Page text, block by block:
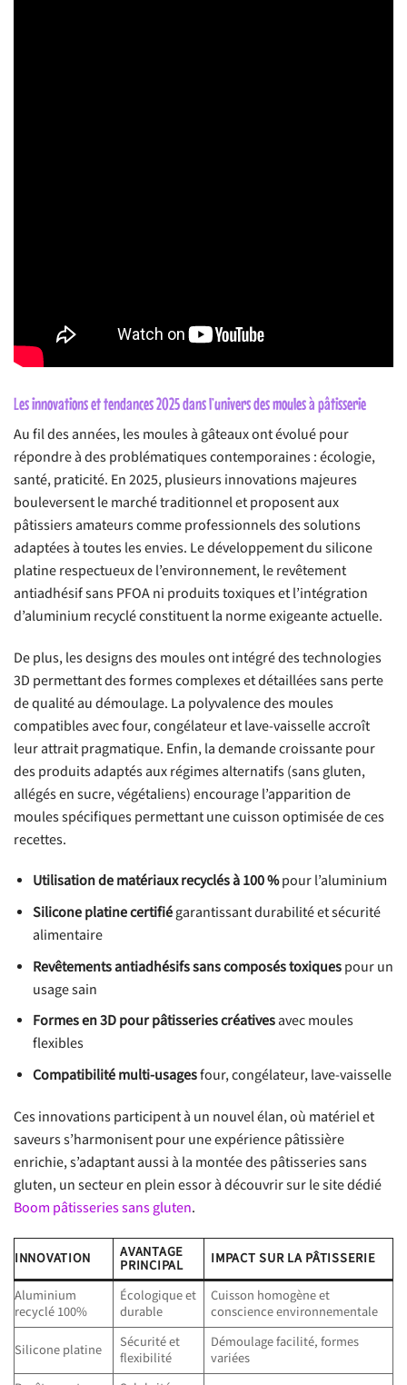
Les innovations et tendances 2025 dans l’univers des moules à pâtisserie
Au fil des années, les moules à gâteaux ont évolué pour
répondre à des problématiques contemporaines : écologie,
santé, praticité. En 2025, plusieurs innovations majeures
bouleversent le marché traditionnel et proposent aux
pâtissiers amateurs comme professionnels des solutions
adaptées à toutes les envies. Le développement du silicone
platine respectueux de l’environnement, le revêtement
antiadhésif sans PFOA ni produits toxiques et l’intégration
d’aluminium recyclé constituent la norme exigeante actuelle.
De plus, les designs des moules ont intégré des technologies
3D permettant des formes complexes et détaillées sans perte
de qualité au démoulage. La polyvalence des moules
compatibles avec four, congélateur et lave-vaisselle accroît
leur attrait pragmatique. Enfin, la demande croissante pour
des produits adaptés aux régimes alternatifs (sans gluten,
allégés en sucre, végétaliens) encourage l’apparition de
moules spécifiques permettant une cuisson optimisée de ces
recettes.
Utilisation de matériaux recyclés à 100 %pour l’aluminium
Silicone platine certifiégarantissant durabilité et sécurité
alimentaire
Revêtements antiadhésifs sans composés toxiquespour un
usage sain
Formes en 3D pour pâtisseries créativesavec moules
flexibles
Compatibilité multi-usagesfour, congélateur, lave-vaisselle
Ces innovations participent à un nouvel élan, où matériel et
saveurs s’harmonisent pour une expérience pâtissière
enrichie, s’adaptant aussi à la montée des pâtisseries sans
gluten, un secteur en plein essor à découvrir sur le site dédié
Boom pâtisseries sans gluten.
INNOVATION AVANTAGE
PRINCIPAL IMPACT SUR LA PÂTISSERIE
Aluminium
recyclé 100%
Écologique et
durable
Cuisson homogène et
conscience environnementale
Silicone platine
Sécurité et
flexibilité
Démoulage facilité, formes
variées